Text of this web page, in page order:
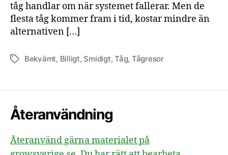
tåg handlar om när systemet fallerar. Men de
flesta tåg kommer fram i tid, kostar mindre än
alternativen […]
EtiketterBekvämt, Billigt, Smidigt,Tåg, Tågresor
Återanvändning
Återanvänd gärna materialet på